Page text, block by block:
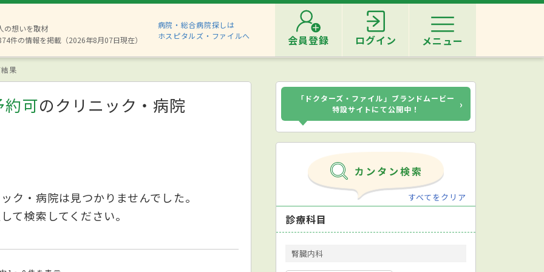
の想いを取材
件の情報を掲載（2026年8月07日現在）
病院・総合病院探しは
ホスピタルズ・ファイルへ
会員登録 ログイン メニュー
果
約可のクリニック・病院
ク・病院は見つかりませんでした。
て検索してください。
「ドクターズ・ファイル」ブランドムービー
特設サイトにて公開中！
›
すべてをクリア
診療科目
腎臓内科